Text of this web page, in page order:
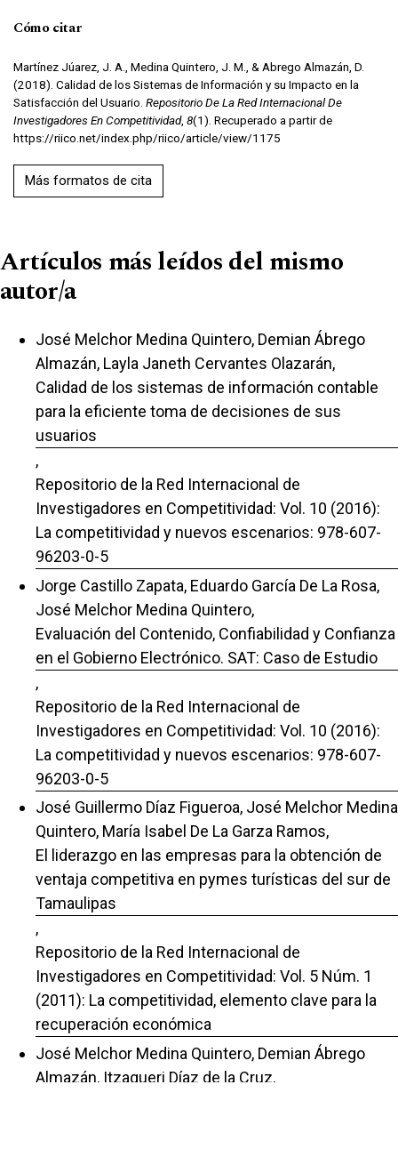
Cómo citar
Martínez Júarez, J. A., Medina Quintero, J. M., & Abrego Almazán, D.
(2018). Calidad de los Sistemas de Información y su Impacto en la
Satisfacción del Usuario. Repositorio De La Red Internacional De
Investigadores En Competitividad, 8(1). Recuperado a partir de
https://riico.net/index.php/riico/article/view/1175
Más formatos de cita
Artículos más leídos del mismo
autor/a
José Melchor Medina Quintero, Demian Ábrego
Almazán, Layla Janeth Cervantes Olazarán,
Calidad de los sistemas de información contable
para la eficiente toma de decisiones de sus
usuarios
,
Repositorio de la Red Internacional de
Investigadores en Competitividad: Vol. 10 (2016):
La competitividad y nuevos escenarios: 978-607-
96203-0-5
Jorge Castillo Zapata, Eduardo García De La Rosa,
José Melchor Medina Quintero,
Evaluación del Contenido, Confiabilidad y Confianza
en el Gobierno Electrónico. SAT: Caso de Estudio
,
Repositorio de la Red Internacional de
Investigadores en Competitividad: Vol. 10 (2016):
La competitividad y nuevos escenarios: 978-607-
96203-0-5
José Guillermo Díaz Figueroa, José Melchor Medina
Quintero, María Isabel De La Garza Ramos,
El liderazgo en las empresas para la obtención de
ventaja competitiva en pymes turísticas del sur de
Tamaulipas
,
Repositorio de la Red Internacional de
Investigadores en Competitividad: Vol. 5 Núm. 1
(2011): La competitividad, elemento clave para la
recuperación económica
José Melchor Medina Quintero, Demian Ábrego
Almazán, Itzagueri Díaz de la Cruz,